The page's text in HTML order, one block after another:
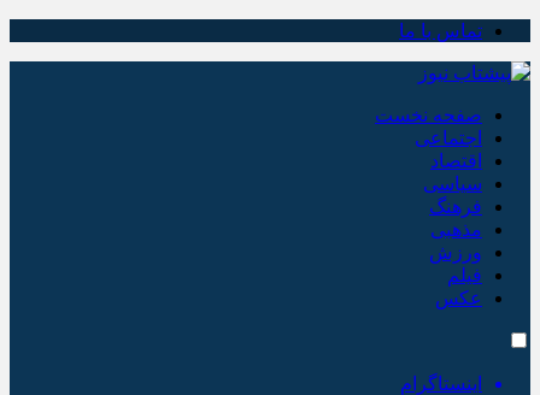
تماس با ما
صفحه نخست
اجتماعی
اقتصاد
سیاسی
فرهنگ
مذهبی
ورزش
فیلم
عکس
اینستاگرام